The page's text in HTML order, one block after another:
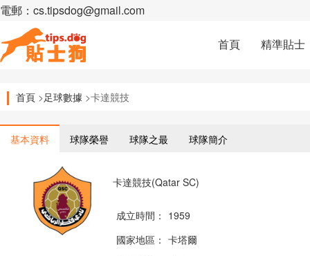
電郵：cs.tipsdog@gmail.com
首頁 精準貼士
首頁 >足球數據 >卡達競技
基本資料 球隊榮譽 球隊之最 球隊簡介
卡達競技(Qatar SC)
成立時間： 1959
國家地區： 卡塔爾